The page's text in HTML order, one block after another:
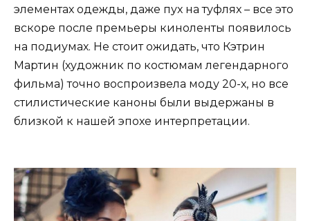
элементах одежды, даже пух на туфлях – все это
вскоре после премьеры киноленты появилось
на подиумах. Не стоит ожидать, что Кэтрин
Мартин (художник по костюмам легендарного
фильма) точно воспроизвела моду 20-х, но все
стилистические каноны были выдержаны в
близкой к нашей эпохе интерпретации.